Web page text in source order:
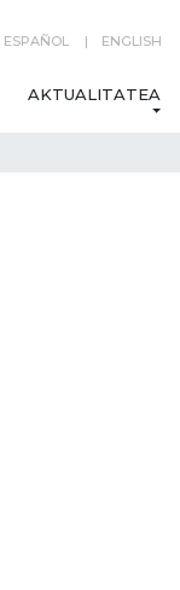
ESPAÑOL ENGLISH
AKTUALITATEA